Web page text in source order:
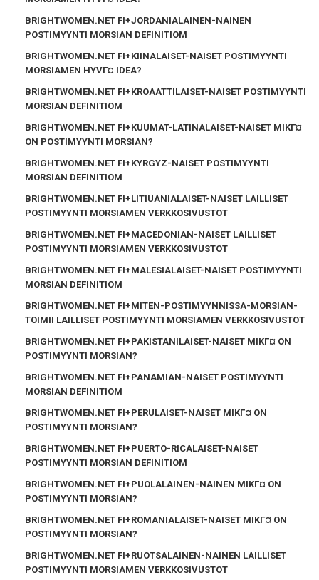
BRIGHTWOMEN.NET FI+JORDANIALAINEN-NAINEN
POSTIMYYNTI MORSIAN DEFINITIOM
BRIGHTWOMEN.NET FI+KIINALAISET-NAISET POSTIMYYNTI
MORSIAMEN HYVГ¤ IDEA?
BRIGHTWOMEN.NET FI+KROAATTILAISET-NAISET POSTIMYYNTI
MORSIAN DEFINITIOM
BRIGHTWOMEN.NET FI+KUUMAT-LATINALAISET-NAISET MIKГ¤
ON POSTIMYYNTI MORSIAN?
BRIGHTWOMEN.NET FI+KYRGYZ-NAISET POSTIMYYNTI
MORSIAN DEFINITIOM
BRIGHTWOMEN.NET FI+LITIUANIALAISET-NAISET LAILLISET
POSTIMYYNTI MORSIAMEN VERKKOSIVUSTOT
BRIGHTWOMEN.NET FI+MACEDONIAN-NAISET LAILLISET
POSTIMYYNTI MORSIAMEN VERKKOSIVUSTOT
BRIGHTWOMEN.NET FI+MALESIALAISET-NAISET POSTIMYYNTI
MORSIAN DEFINITIOM
BRIGHTWOMEN.NET FI+MITEN-POSTIMYYNNISSA-MORSIAN-
TOIMII LAILLISET POSTIMYYNTI MORSIAMEN VERKKOSIVUSTOT
BRIGHTWOMEN.NET FI+PAKISTANILAISET-NAISET MIKГ¤ ON
POSTIMYYNTI MORSIAN?
BRIGHTWOMEN.NET FI+PANAMIAN-NAISET POSTIMYYNTI
MORSIAN DEFINITIOM
BRIGHTWOMEN.NET FI+PERULAISET-NAISET MIKГ¤ ON
POSTIMYYNTI MORSIAN?
BRIGHTWOMEN.NET FI+PUERTO-RICALAISET-NAISET
POSTIMYYNTI MORSIAN DEFINITIOM
BRIGHTWOMEN.NET FI+PUOLALAINEN-NAINEN MIKГ¤ ON
POSTIMYYNTI MORSIAN?
BRIGHTWOMEN.NET FI+ROMANIALAISET-NAISET MIKГ¤ ON
POSTIMYYNTI MORSIAN?
BRIGHTWOMEN.NET FI+RUOTSALAINEN-NAINEN LAILLISET
POSTIMYYNTI MORSIAMEN VERKKOSIVUSTOT